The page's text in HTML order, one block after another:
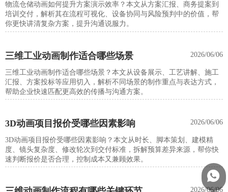
物流仓储动画如何提升方案演示效率？本文从方案汇报、商务提案到
培训交付，解析其在流程可视化、设备协同与风险预判中的价值，帮
你更快讲清复杂方案，提升沟通说服力。
三维工业动画制作适合哪些场景 2026/06/06
三维工业动画制作适合哪些场景？本文从设备展示、工艺讲解、施工
汇报、方案投标等应用切入，解析不同场景的制作重点与表达方式，
帮助企业快速匹配更高效的传播与沟通方案。
3D动画项目报价受哪些因素影响 2026/06/06
3D动画项目报价受哪些因素影响？本文从时长、脚本策划、建模精
度、镜头复杂度、修改轮次到交付标准，拆解预算差异来源，帮你快
速判断报价是否合理，控制成本又兼顾效果。
2026/06/06
